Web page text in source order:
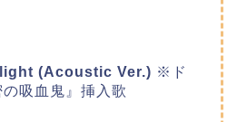
(Acoustic Ver.) ※ド
吸血鬼』挿入歌